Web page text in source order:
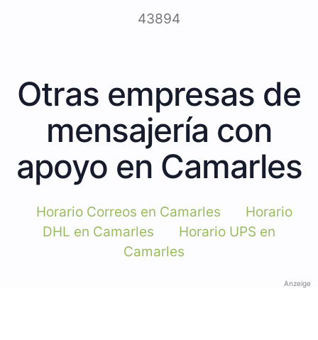
43894
Otras empresas de
mensajería con
apoyo en Camarles
Horario Correos en Camarles
Horario
DHL en Camarles
Horario UPS en
Camarles
Anzeige